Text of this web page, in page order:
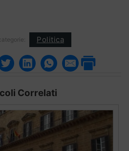
Politica
Correlati